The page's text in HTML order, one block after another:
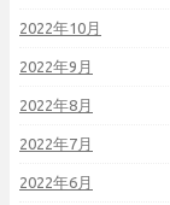
2022年10月
2022年9月
2022年8月
2022年7月
2022年6月